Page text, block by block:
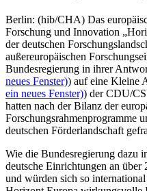
Berlin: (hib/CHA) Das
Forschung und Innovation
der deutschen
außereuropäischen
Bundesregierung in ihrer
neues Fenster)) auf eine Kleine
ein neues Fenster)) der CDU/
hatten nach der Bilanz der
Forschungsrahmenprogramme
deutschen Förderlandschaft
Wie die Bundesregierung dazu
deutsche Einrichtungen an
und würden sich so